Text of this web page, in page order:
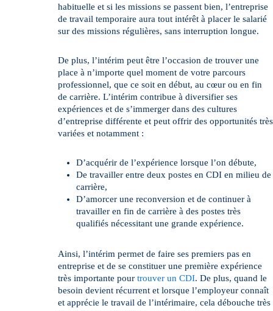
habituelle et si les missions se passent bien, l’entreprise
de travail temporaire aura tout intérêt à placer le salarié
sur des missions régulières, sans interruption longue.
De plus, l’intérim peut être l’occasion de trouver une
place à n’importe quel moment de votre parcours
professionnel, que ce soit en début, au cœur ou en fin
de carrière. L’intérim contribue à diversifier ses
expériences et de s’immerger dans des cultures
d’entreprise différente et peut offrir des opportunités très
variées et notamment :
D’acquérir de l’expérience lorsque l’on débute,
De travailler entre deux postes en CDI en milieu de
carrière,
D’amorcer une reconversion et de continuer à
travailler en fin de carrière à des postes très
qualifiés nécessitant une grande expérience.
Ainsi, l’intérim permet de faire ses premiers pas en
entreprise et de se constituer une première expérience
très importante pour trouver un CDI. De plus, quand le
besoin devient récurrent et lorsque l’employeur connaît
et apprécie le travail de l’intérimaire, cela débouche très